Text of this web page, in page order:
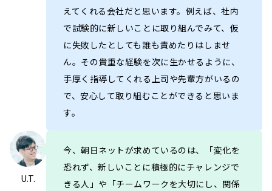
えてくれる会社だと思います。例えば、社内
で試験的に新しいことに取り組んでみて、仮
に失敗したとしても誰も責めたりはしませ
ん。その貴重な経験を次に生かせるように、
手厚く指導してくれる上司や先輩方がいるの
で、安心して取り組むことができると思いま
す。
U.T.
今、朝日ネットが求めているのは、「変化を
恐れず、新しいことに積極的にチャレンジで
きる人」や「チームワークを大切にし、関係